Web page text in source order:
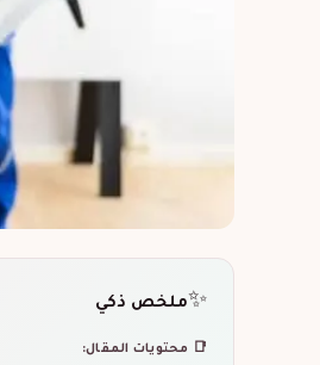
✨ملخص ذكي
📑 محتويات المقال: